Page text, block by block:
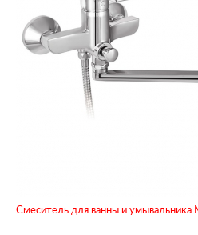
Смеситель для ванны и умывальника